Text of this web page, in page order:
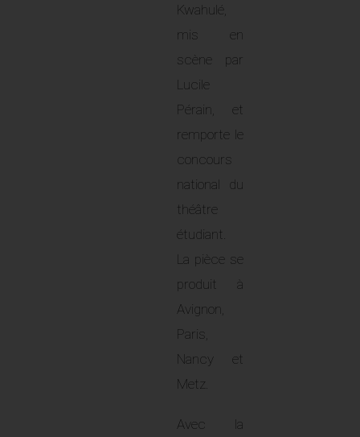
Kwahulé,
mis en
scène par
Lucile
Pérain, et
remporte le
concours
national du
théâtre
étudiant.
La pièce se
produit à
Avignon,
Paris,
Nancy et
Metz.
Avec la